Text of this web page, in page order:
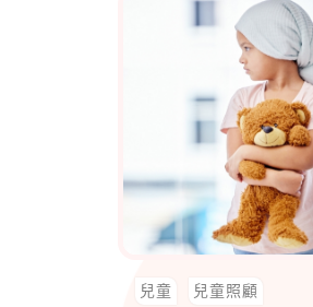
兒童 兒童照顧